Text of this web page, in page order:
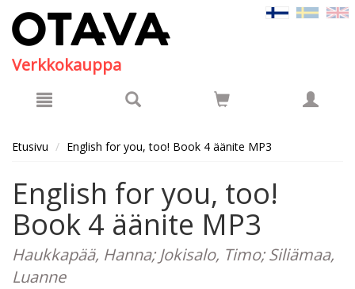
Verkkokauppa
Etusivu English for you, too! Book 4 äänite MP3
English for you, too!
Book 4 äänite MP3
Haukkapää, Hanna; Jokisalo, Timo; Siliämaa,
Luanne